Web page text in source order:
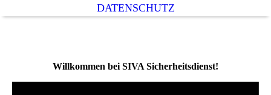
DATENSCHUTZ
Willkommen bei SIVA Sicherheitsdienst!